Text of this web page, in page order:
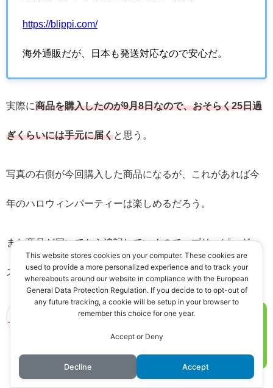
https://blippi.com/
海外通販だが、日本も発送対応なので安心だ。
実際に商品を購入したのが9月8日なので、おそらく25日過
ぎくらいには手元に届くと思う。
写真の右側が今回購入した商品になるが、これがあれば今
年のハロウィンパーティーは楽しめるだろう。
また商品が届いてから追記していくので、ブリッピーグッ
ズを公式サイトで購入したい人は試してみてくれ。
This website stores cookies on your computer. These cookies are
used to provide a more personalized experience and to track your
whereabouts around our website in compliance with the European
General Data Protection Regulation. If you decide to to opt-out of
any future tracking, a cookie will be setup in your browser to
remember this choice for one year.
Accept or Deny
Decline Accept